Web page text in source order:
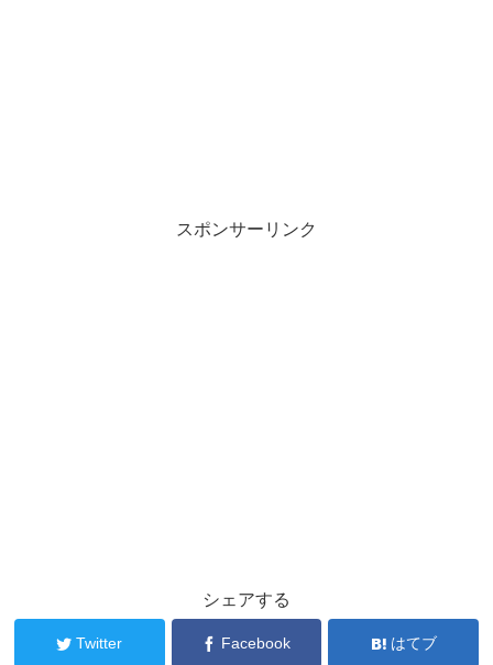
スポンサーリンク
シェアする
Twitter Facebook はてブ